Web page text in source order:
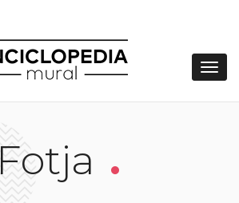
Fotja .